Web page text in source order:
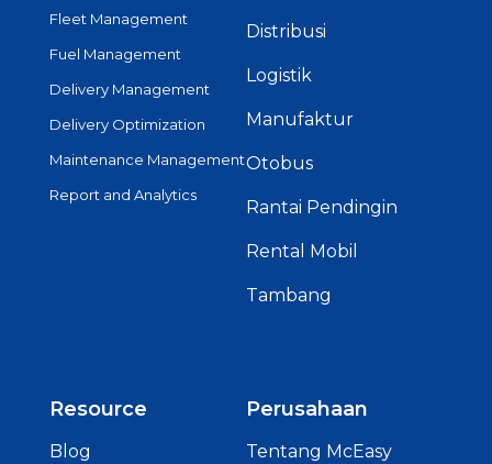
Fleet Management
Fuel Management
Delivery Management
Delivery Optimization
Maintenance Management
Report and Analytics
Distribusi
Logistik
Manufaktur
Otobus
Rantai Pendingin
Rental Mobil
Tambang
Resource
Blog
Perusahaan
Tentang McEasy